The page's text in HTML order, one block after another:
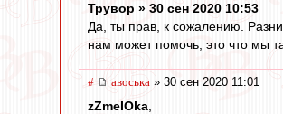
Трувор » 30 сен 2020 10:53
Да, ты прав, к сожалению.
нам может помочь, это что мы
# авоська » 30 сен 2020 11:01
zZmeIOka